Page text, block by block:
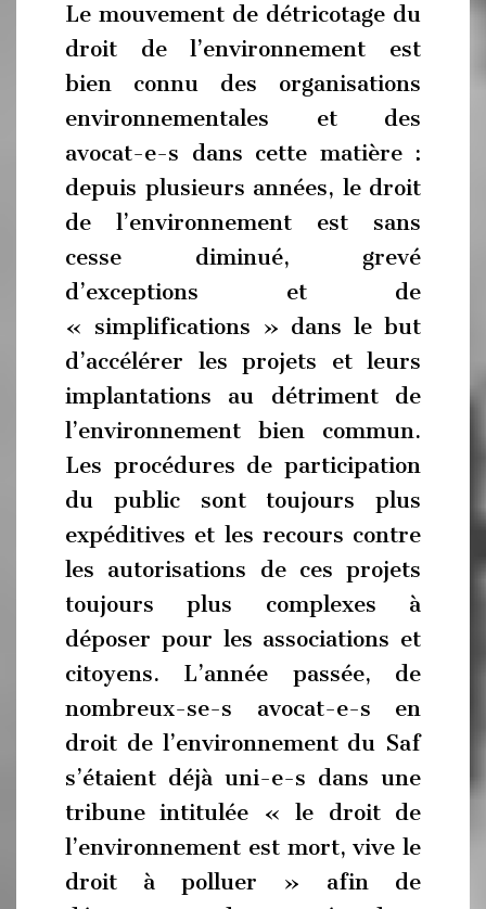
Le mouvement de détricotage du
droit de l’environnement est
bien connu des organisations
environnementales et des
avocat-e-s dans cette matière :
depuis plusieurs années, le droit
de l’environnement est sans
cesse diminué, grevé
d’exceptions et de
« simplifications » dans le but
d’accélérer les projets et leurs
implantations au détriment de
l’environnement bien commun.
Les procédures de participation
du public sont toujours plus
expéditives et les recours contre
les autorisations de ces projets
toujours plus complexes à
déposer pour les associations et
citoyens. L’année passée, de
nombreux-se-s avocat-e-s en
droit de l’environnement du Saf
s’étaient déjà uni-e-s dans une
tribune intitulée « le droit de
l’environnement est mort, vive le
droit à polluer » afin de